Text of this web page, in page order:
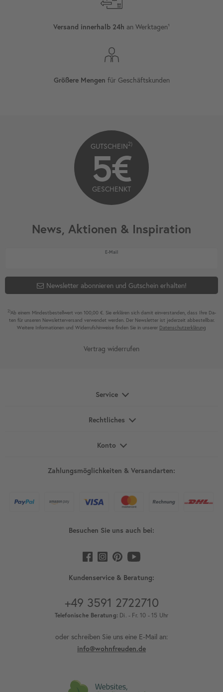
Versand innerhalb 24h an Werktagen¹
Größere Mengen für Geschäftskunden
News, Aktionen & Inspiration
E-MailNewsletter Honig
Newsletter abonnieren und Gutschein erhalten!
2)Ab einem Mindest­bestell­wert von 100,00 €. Sie erklären sich damit ein­ver­standen, dass Ihre Da­
ten für unseren News­letter­versand ver­wen­det werden. Der News­letter ist jeder­zeit ab­bestel­lbar.
Weitere Infor­mationen und Wider­rufshin­weise finden Sie in unserer Daten­schutz­erklärung
GUTSCHEIN2)
5€
GESCHENKT
Vertrag widerrufen
Service
Rechtliches
Konto
Zahlungsmöglichkeiten & Versandarten:
Besuchen Sie uns auch bei:
Kundenservice & Beratung:
+49 3591 2722710
Telefonische Beratung: Di. - Fr. 10 - 15 Uhr
oder schreiben Sie uns eine E-Mail an:
info@wohnfreuden.de